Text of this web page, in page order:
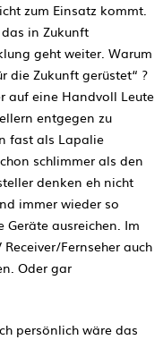
zum Einsatz kommt.
in Zukunft
geht weiter. Warum
die Zukunft gerüstet“ ?
auf eine Handvoll Leute
entgegen zu
fast als Lapalie
schlimmer als den
denken eh nicht
immer wieder so
ausreichen. Im
Fernseher auch
Oder gar
persönlich wäre das